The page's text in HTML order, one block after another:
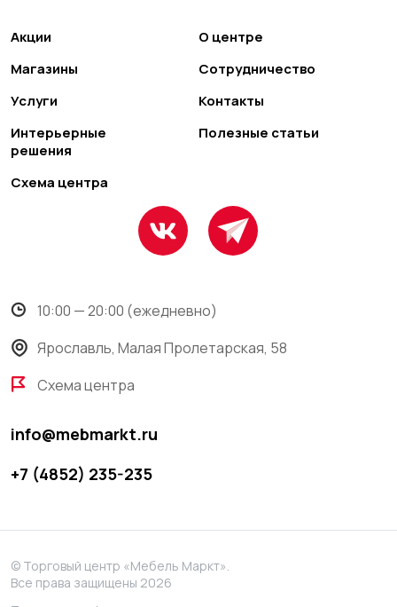
Акции
Магазины
Услуги
Интерьерные
решения
Схема центра
О центре
Сотрудничество
Контакты
Полезные статьи
10:00 — 20:00 (ежедневно)
Ярославль, Малая Пролетарская, 58
Схема центра
info@mebmarkt.ru
+7 (4852) 235-235
© Торговый центр «Мебель Маркт».
Все права защищены 2026